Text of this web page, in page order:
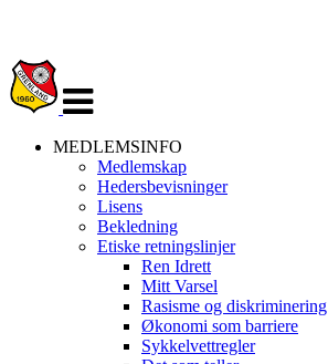
navigasjon
MEDLEMSINFO
Medlemskap
Hedersbevisninger
Lisens
Bekledning
Etiske retningslinjer
Ren Idrett
Mitt Varsel
Rasisme og diskriminering
Økonomi som barriere
Sykkelvettregler